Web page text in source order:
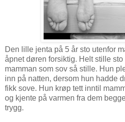
Den lille jenta på 5 år sto utenfor
åpnet døren forsiktig. Helt stille sto
mamman som sov så stille. Hun
inn på natten, dersom hun hadde
fikk sove. Hun krøp tett inntil
og kjente på varmen fra dem
trygg.